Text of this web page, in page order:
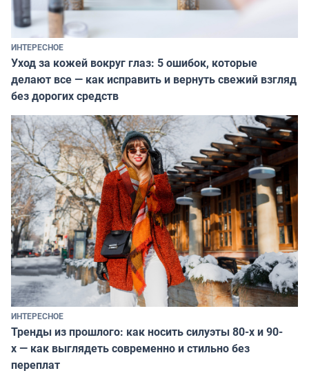
ИНТЕРЕСНОЕ
Уход за кожей вокруг глаз: 5 ошибок, которые
делают все — как исправить и вернуть свежий взгляд
без дорогих средств
ИНТЕРЕСНОЕ
Тренды из прошлого: как носить силуэты 80-х и 90-
х — как выглядеть современно и стильно без
переплат